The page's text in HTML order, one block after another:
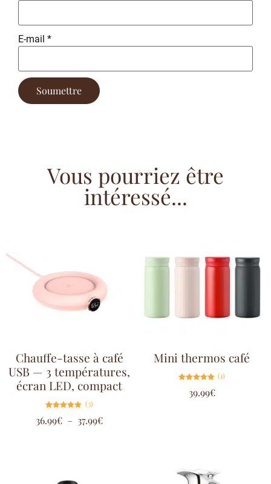
E-mail *
Vous pourriez être
intéressé...
Chauffe-tasse à café
USB — 3 températures,
écran LED, compact
5.00
sur 5
(3)
36.99€ – 37.99€
Mini thermos café
5.00
sur 5
(1)
39.99€